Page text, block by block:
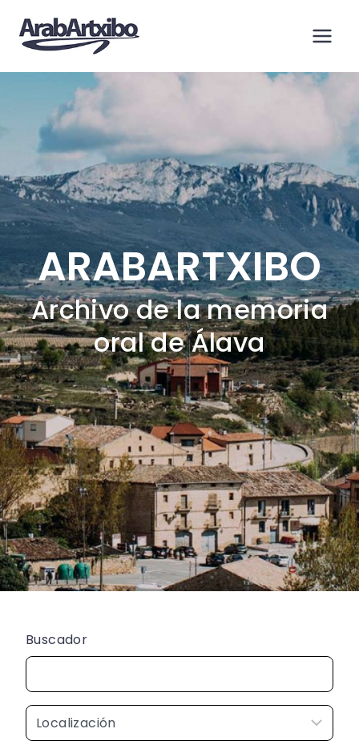
contenido
ARABARTXIBO
Archivo de la memoria
oral de Álava
Buscador